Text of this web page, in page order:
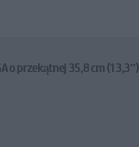
o przekątnej 35,8 cm (13,3″)